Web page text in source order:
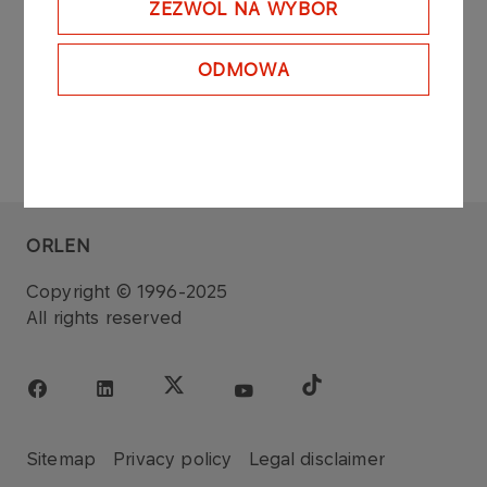
ZEZWÓL NA WYBÓR
ODMOWA
ORLEN
Copyright © 1996-2025
All rights reserved
Sitemap Privacy policy Legal disclaimer